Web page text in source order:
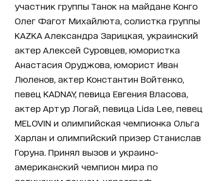
участник группы Танок на майдане Конго
Олег Фагот Михайлюта, солистка группы
KAZKA Александра Зарицкая, украинский
актер Алексей Суровцев, юмористка
Анастасия Оруджова, юморист Иван
Люленов, актер Константин Войтенко,
певец KADNAY, певица Евгения Власова,
актер Артур Логай, певица Lida Lee, певец
MELOVIN и олимпийская чемпионка Ольга
Харлан и олимпийский призер Станислав
Горуна. Принял вызов и украино-
американский чемпион мира по